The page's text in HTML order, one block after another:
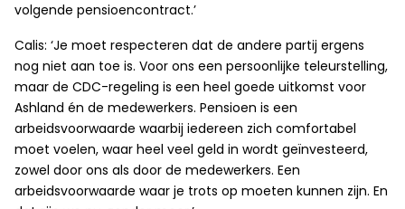
volgende pensioencontract.’
Calis: ‘Je moet respecteren dat de andere partij ergens
nog niet aan toe is. Voor ons een persoonlijke teleurstelling,
maar de CDC-regeling is een heel goede uitkomst voor
Ashland én de medewerkers. Pensioen is een
arbeidsvoorwaarde waarbij iedereen zich comfortabel
moet voelen, waar heel veel geld in wordt geïnvesteerd,
zowel door ons als door de medewerkers. Een
arbeidsvoorwaarde waar je trots op moeten kunnen zijn. En